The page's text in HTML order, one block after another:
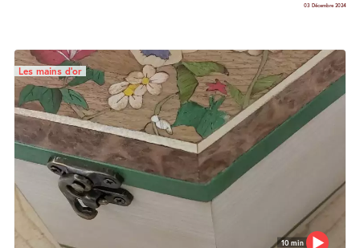
03 Décembre 2024
10 min
Les mains d’or